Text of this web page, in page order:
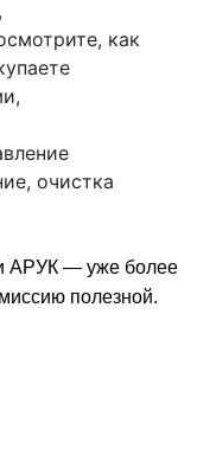
как
очистка
АРУК — уже более
полезной.